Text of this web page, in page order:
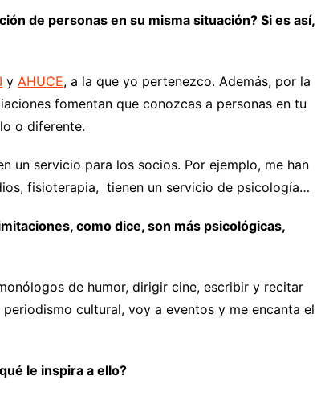
de personas en su misma situación? Si es así,
y AHUCE, a la que yo pertenezco. Además, por la
fomentan que conozcas a personas en tu
o diferente.
un servicio para los socios. Por ejemplo, me han
fisioterapia, tienen un servicio de psicología…
como dice, son más psicológicas,
de humor, dirigir cine, escribir y recitar
cultural, voy a eventos y me encanta el
le inspira a ello?